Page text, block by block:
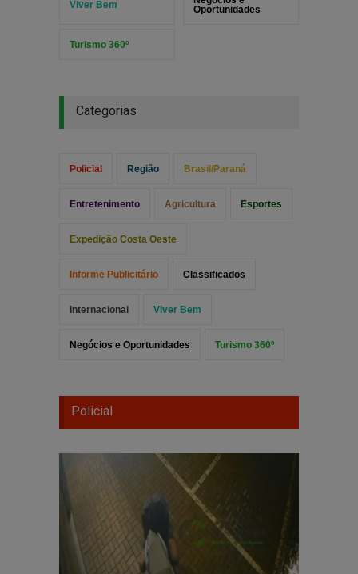
Viver Bem
Oportunidades
Turismo 360º
Categorias
Policial Região Brasil/Paraná
Entretenimento Agricultura Esportes
Expedição Costa Oeste
Informe Publicitário Classificados
Internacional Viver Bem
Negócios e Oportunidades Turismo 360º
Policial